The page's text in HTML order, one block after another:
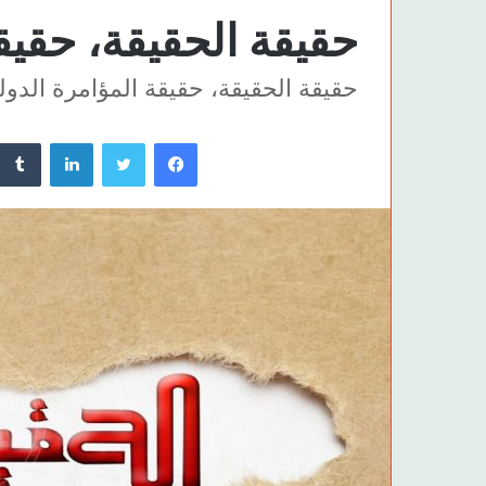
حقيقة الحقيقة،
حقيقة الحقيقة، حقيقة المؤامرة
فيسبوك تويتر لينكدإن